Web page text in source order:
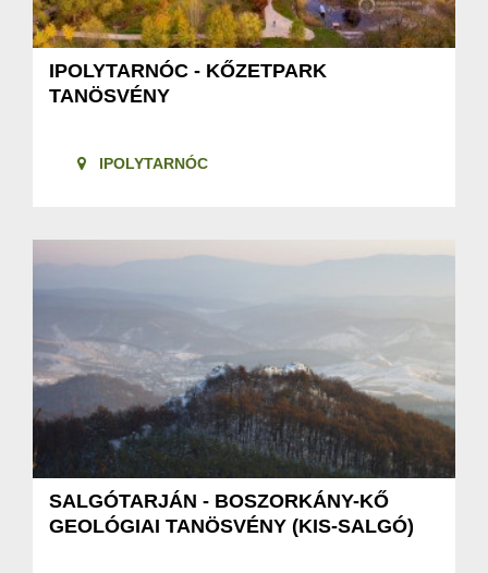
IPOLYTARNÓC - KŐZETPARK
TANÖSVÉNY
IPOLYTARNÓC
SALGÓTARJÁN - BOSZORKÁNY-KŐ
GEOLÓGIAI TANÖSVÉNY (KIS-SALGÓ)